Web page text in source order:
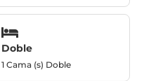
Doble
1 Cama (s) Doble